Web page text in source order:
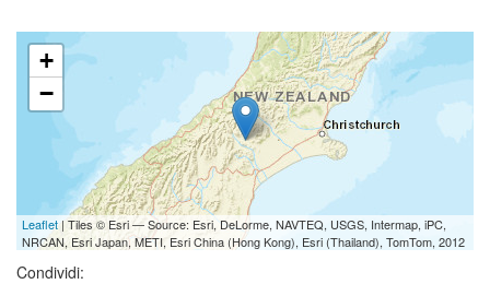
+
−
Leaflet| Tiles © Esri — Source: Esri, DeLorme, NAVTEQ, USGS, Intermap, iPC,
NRCAN, Esri Japan, METI, Esri China (Hong Kong), Esri (Thailand), TomTom, 2012
Condividi: